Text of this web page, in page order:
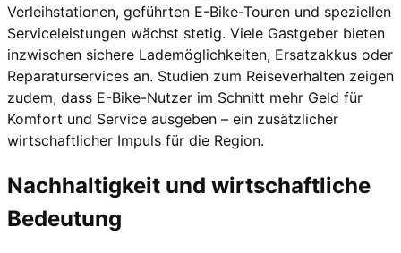
Verleihstationen, geführten E-Bike-Touren und speziellen
Serviceleistungen wächst stetig. Viele Gastgeber bieten
inzwischen sichere Lademöglichkeiten, Ersatzakkus oder
Reparaturservices an. Studien zum Reiseverhalten zeigen
zudem, dass E-Bike-Nutzer im Schnitt mehr Geld für
Komfort und Service ausgeben – ein zusätzlicher
wirtschaftlicher Impuls für die Region.
Nachhaltigkeit und wirtschaftliche
Bedeutung